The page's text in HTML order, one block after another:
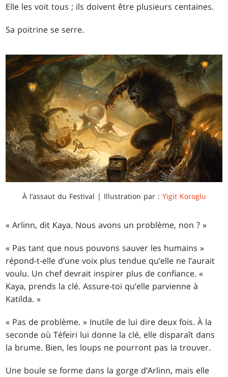
Elle les voit tous ; ils doivent être plusieurs centaines.
Sa poitrine se serre.
À l’assaut du Festival | Illustration par : Yigit Koroglu
« Arlinn, dit Kaya. Nous avons un problème, non ? »
« Pas tant que nous pouvons sauver les humains »
répond-t-elle d’une voix plus tendue qu’elle ne l’aurait
voulu. Un chef devrait inspirer plus de confiance. «
Kaya, prends la clé. Assure-toi qu’elle parvienne à
Katilda. »
« Pas de problème. » Inutile de lui dire deux fois. À la
seconde où Téfeiri lui donne la clé, elle disparaît dans
la brume. Bien, les loups ne pourront pas la trouver.
Une boule se forme dans la gorge d’Arlinn, mais elle